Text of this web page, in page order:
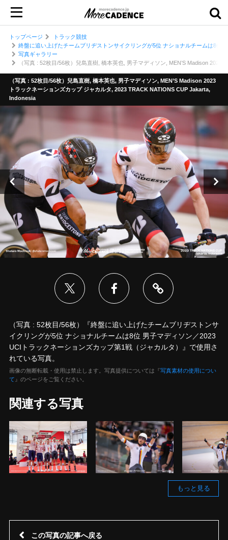
トップページ
トラック競技
終盤に追い上げたチームブリヂストンサイクリングが5位 ナショナルチームは8位
写真ギャラリー
（写真 : 52枚目/56枚）兒島直樹, 橋本英也, 男子マディソン, MEN’S Madison
（写真 : 52枚目/56枚）兒島直樹, 橋本英也, 男子マディソン, MEN’S Madison 2023
トラックネーションズカップ ジャカルタ, 2023 TRACK NATIONS CUP Jakarta,
Indonesia
（写真 : 52枚目/56枚）『終盤に追い上げたチームブリヂストンサ
イクリングが5位 ナショナルチームは8位 男子マディソン／2023
UCIトラックネーションズカップ第1戦（ジャカルタ）』で使用さ
れている写真。
画像の無断転載・使用は禁止します。写真提供については『写真素材の使用につい
て 』のページをご覧ください。
関連する写真
もっと見る
この写真の記事へ戻る